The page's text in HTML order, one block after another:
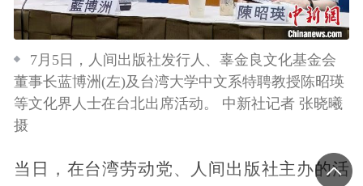
7月5日，人间出版社发行人、辜金良文化基金会
董事长蓝博洲(左)及台湾大学中文系特聘教授陈昭瑛
等文化界人士在台北出席活动。 中新社记者 张晓曦
摄
当日，在台湾劳动党、人间出版社主办的活